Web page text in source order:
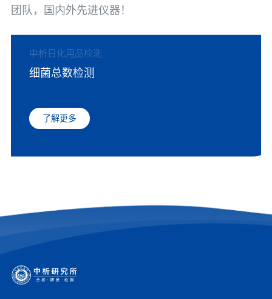
团队，国内外先进仪器！
中析日化用品检测
细菌总数检测
了解更多